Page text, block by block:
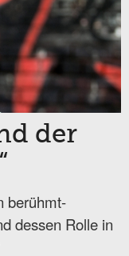
der
berühmt-
dessen Rolle in